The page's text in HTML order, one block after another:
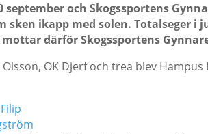
september och Skogssportens
ikapp med solen. Totalseger i
därför Skogssportens
OK Djerf och trea blev Hampus